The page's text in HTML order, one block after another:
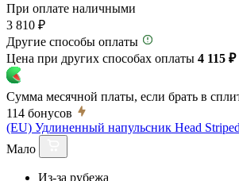
При оплате наличными
3 810 ₽
Другие способы оплаты
Цена при других способах оплаты 4 115 ₽
Сумма месячной платы, если брать в
114 бонусов
(EU) Удлиненный напульсник Head
Мало
Из-за рубежа